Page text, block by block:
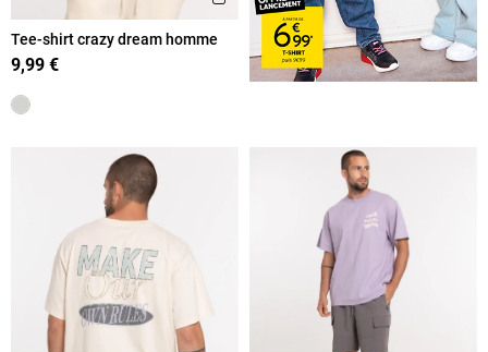
Tee-shirt crazy dream homme
9,99 €